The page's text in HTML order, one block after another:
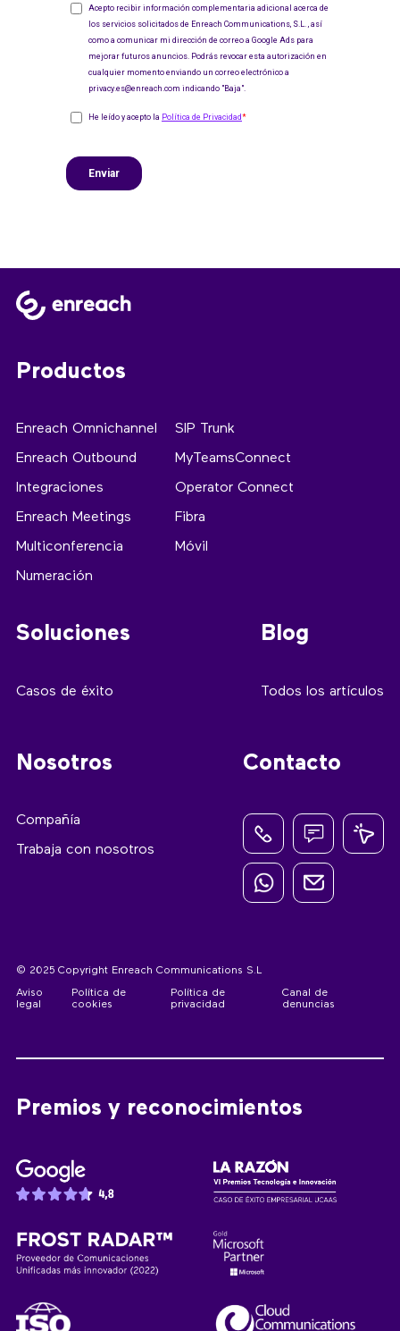
Productos
Enreach Omnichannel
Enreach Outbound
Integraciones
Enreach Meetings
Multiconferencia
Numeración
SIP Trunk
MyTeamsConnect
Operator Connect
Fibra
Móvil
Soluciones
Casos de éxito
Blog
Todos los artículos
Nosotros
Compañía
Trabaja con nosotros
Contacto
© 2025 Copyright Enreach Communications S.L
Aviso
legal
Política de
cookies
Política de
privacidad
Canal de
denuncias
Premios y reconocimientos